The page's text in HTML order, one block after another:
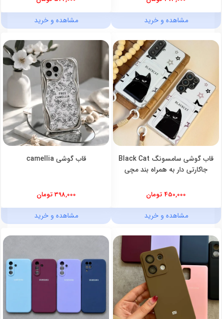
مشاهده و خرید مشاهده و خرید
قاب گوشی سامسونگ Black Cat
جاکارتی دار به همراه بند مچی
450,000 تومان
مشاهده و خرید
قاب گوشی camellia
398,000 تومان
مشاهده و خرید